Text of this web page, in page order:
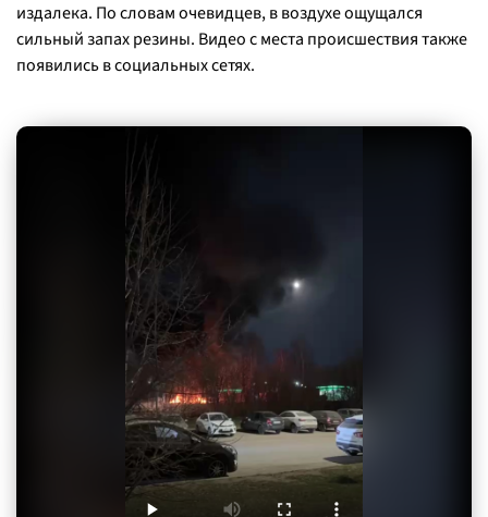
издалека. По словам очевидцев, в воздухе ощущался
сильный запах резины. Видео с места происшествия также
появились в социальных сетях.